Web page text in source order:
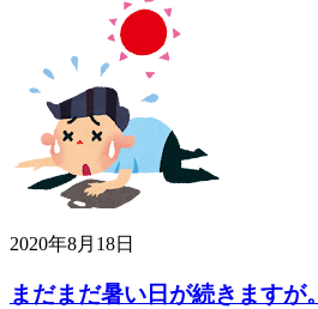
2020年8月18日
まだまだ暑い日が続きますが。